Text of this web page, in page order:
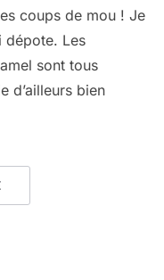
coups de mou ! Je
dépote. Les
sont tous
d’ailleurs bien